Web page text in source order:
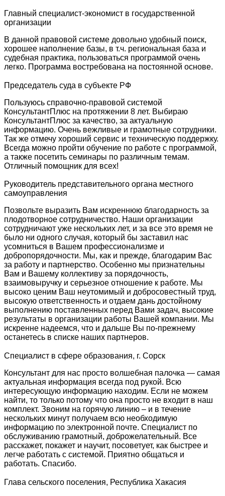
Главный специалист-экономист в государственной
организации
В данной правовой системе довольно удобный поиск,
хорошее наполнение базы, в т.ч. региональная база и
судебная практика, пользоваться программой очень
легко. Программа востребована на постоянной основе.
Председатель суда в субъекте РФ
Пользуюсь справочно-правовой системой
КонсультантПлюс на протяжении 8 лет. Выбираю
КонсультантПлюс за качество, за актуальную
информацию. Очень вежливые и грамотные сотрудники.
Так же отмечу хороший сервис и техническую поддержку.
Всегда можно пройти обучение по работе с программой,
а также посетить семинары по различным темам.
Отличный помощник для всех!
Руководитель представительного органа местного
самоуправления
Позвольте выразить Вам искреннюю благодарность за
плодотворное сотрудничество. Наши организации
сотрудничают уже нескольких лет, и за все это время не
было ни одного случая, который бы заставил нас
усомниться в Вашем профессионализме и
добропорядочности. Мы, как и прежде, благодарим Вас
за работу и партнерство. Особенно мы признательны
Вам и Вашему коллективу за порядочность,
взаимовыручку и серьезное отношение к работе. Мы
высоко ценим Ваш неутомимый и добросовестный труд,
высокую ответственность и отдаем дань достойному
выполнению поставленных перед Вами задач, высокие
результаты в организации работы Вашей компании. Мы
искренне надеемся, что и дальше Вы по-прежнему
останетесь в списке наших партнеров.
Специалист в сфере образования, г. Сорск
Консультант для нас просто волшебная палочка — самая
актуальная информация всегда под рукой. Всю
интересующую информацию находим. Если не можем
найти, то только потому что она просто не входит в наш
комплект. Звоним на горячую линию – и в течение
нескольких минут получаем всю необходимую
информацию по электронной почте. Специалист по
обслуживанию грамотный, доброжелательный. Все
расскажет, покажет и научит, посоветует, как быстрее и
легче работать с системой. Приятно общаться и
работать. Спасибо.
Глава сельского поселения, Республика Хакасия